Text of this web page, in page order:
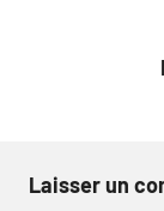
Laisser un